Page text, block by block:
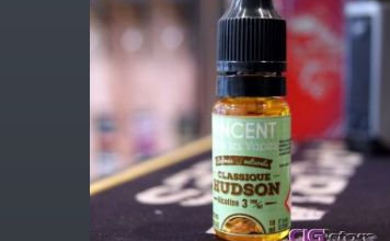
a
plusieurs
variations.
options
peuvent
être
choisies
la